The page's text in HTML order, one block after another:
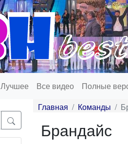
Лучшее Все видео Полные
Главная Команды
Брандайс